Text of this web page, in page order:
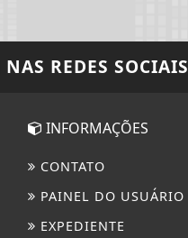
NAS REDES SOCIAIS
INFORMAÇÕES
CONTATO
PAINEL DO USUÁRIO
EXPEDIENTE